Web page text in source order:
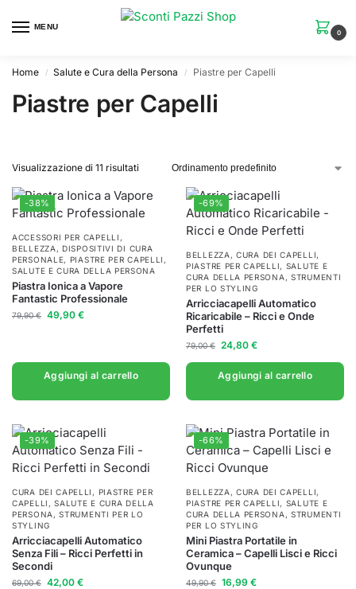
MENU
0
Home / Salute e Cura della Persona / Piastre per Capelli
Piastre per Capelli
Visualizzazione di 11 risultati
-38%
ACCESSORI PER CAPELLI ,
BELLEZZA ,DISPOSITIVI DI CURA
PERSONALE, PIASTRE PER CAPELLI ,
SALUTE E CURA DELLA PERSONA
Piastra Ionica a Vapore
Fantastic Professionale
79,90€ 49,90 €
Aggiungi al carrello
-69%
BELLEZZA ,CURA DEI CAPELLI,
PIASTRE PER CAPELLI, SALUTE E
CURA DELLA PERSONA ,STRUMENTI
PER LO STYLING
Arricciacapelli Automatico
Ricaricabile – Ricci e Onde
Perfetti
79,00€ 24,80 €
Aggiungi al carrello
-39%
CURA DEI CAPELLI , PIASTRE PER
CAPELLI ,SALUTE E CURA DELLA
PERSONA ,STRUMENTI PER LO
STYLING
Arricciacapelli Automatico
Senza Fili – Ricci Perfetti in
Secondi
69,00€ 42,00 €
-66%
BELLEZZA ,CURA DEI CAPELLI,
PIASTRE PER CAPELLI, SALUTE E
CURA DELLA PERSONA ,STRUMENTI
PER LO STYLING
Mini Piastra Portatile in
Ceramica – Capelli Lisci e Ricci
Ovunque
49,90€ 16,99 €